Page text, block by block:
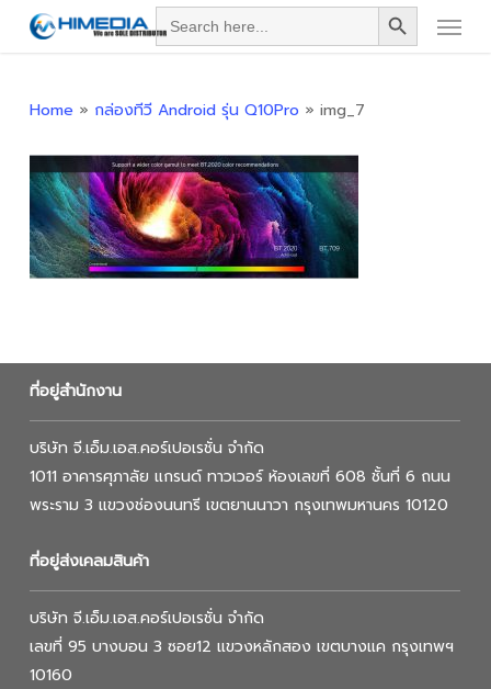
Search
for:
Search Button Menu
Home » กล่องทีวี Android รุ่น Q10Pro » img_7
ที่อยู่สำนักงาน
บริษัท จี.เอ็ม.เอส.คอร์เปอเรชั่น จำกัด
1011 อาคารศุภาลัย แกรนด์ ทาวเวอร์ ห้องเลขที่ 608 ชั้นที่ 6 ถนน
พระราม 3 แขวงช่องนนทรี เขตยานนาวา กรุงเทพมหานคร 10120
ที่อยู่ส่งเคลมสินค้า
บริษัท จี.เอ็ม.เอส.คอร์เปอเรชั่น จำกัด
เลขที่ 95 บางบอน 3 ซอย12 แขวงหลักสอง เขตบางแค กรุงเทพฯ
10160